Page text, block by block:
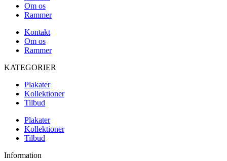
Om os
Rammer
Kontakt
Om os
Rammer
KATEGORIER
Plakater
Kollektioner
Tilbud
Plakater
Kollektioner
Tilbud
Information